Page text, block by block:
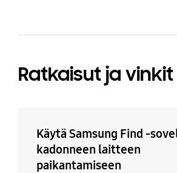
Ratkaisut ja vinkit
Käytä Samsung Find -
kadonneen laitteen
paikantamiseen